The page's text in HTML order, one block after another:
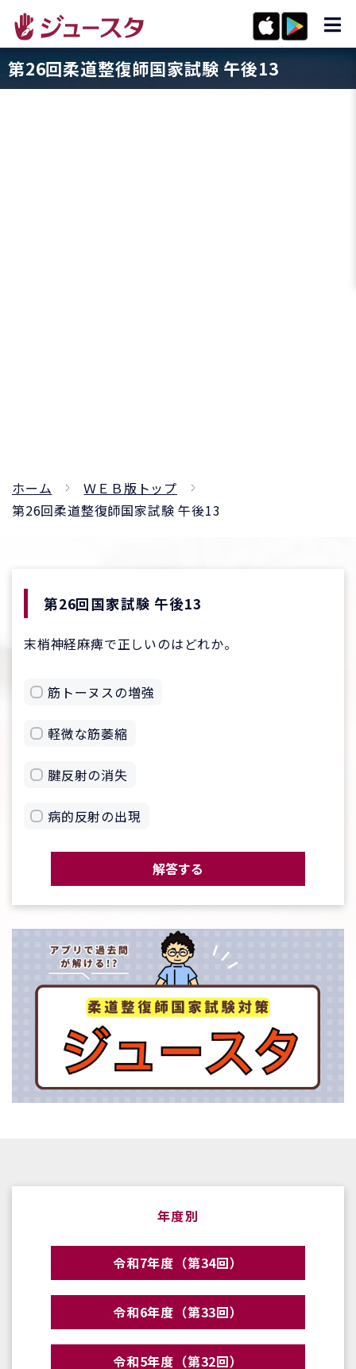
第26回柔道整復師国家試験 午後13
ホーム
ＷＥＢ版トップ
第26回柔道整復師国家試験 午後13
第26回国家試験 午後13
末梢神経麻痺で正しいのはどれか。
筋トーヌスの増強
軽微な筋萎縮
腱反射の消失
病的反射の出現
解答する
年度別
令和7年度（第34回）
令和6年度（第33回）
令和5年度（第32回）